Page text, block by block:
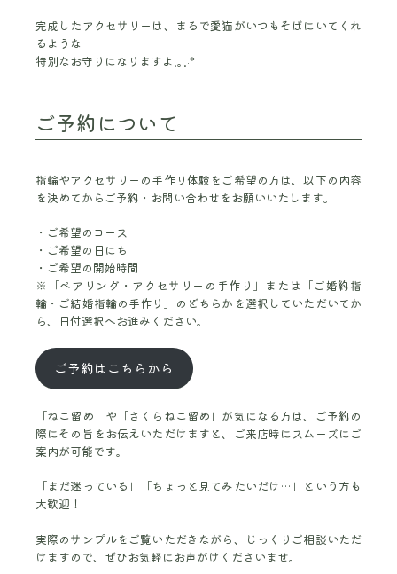
完成したアクセサリーは、まるで愛猫がいつもそばにいてくれ
るような
特別なお守りになりますよ.｡.:*
ご予約について
指輪やアクセサリーの手作り体験をご希望の方は、以下の内容
を決めてからご予約・お問い合わせをお願いいたします。
ご希望のコース
ご希望の日にち
ご希望の開始時間
※「ペアリング・アクセサリーの手作り」または「ご婚約指
輪・ご結婚指輪の手作り」のどちらかを選択していただいてか
ら、日付選択へお進みください。
ご予約はこちらから
「ねこ留め」や「さくらねこ留め」が気になる方は、ご予約の
際にその旨をお伝えいただけますと、ご来店時にスムーズにご
案内が可能です。
「まだ迷っている」「ちょっと見てみたいだけ…」という方も
大歓迎！
実際のサンプルをご覧いただきながら、じっくりご相談いただ
けますので、ぜひお気軽にお声がけくださいませ。